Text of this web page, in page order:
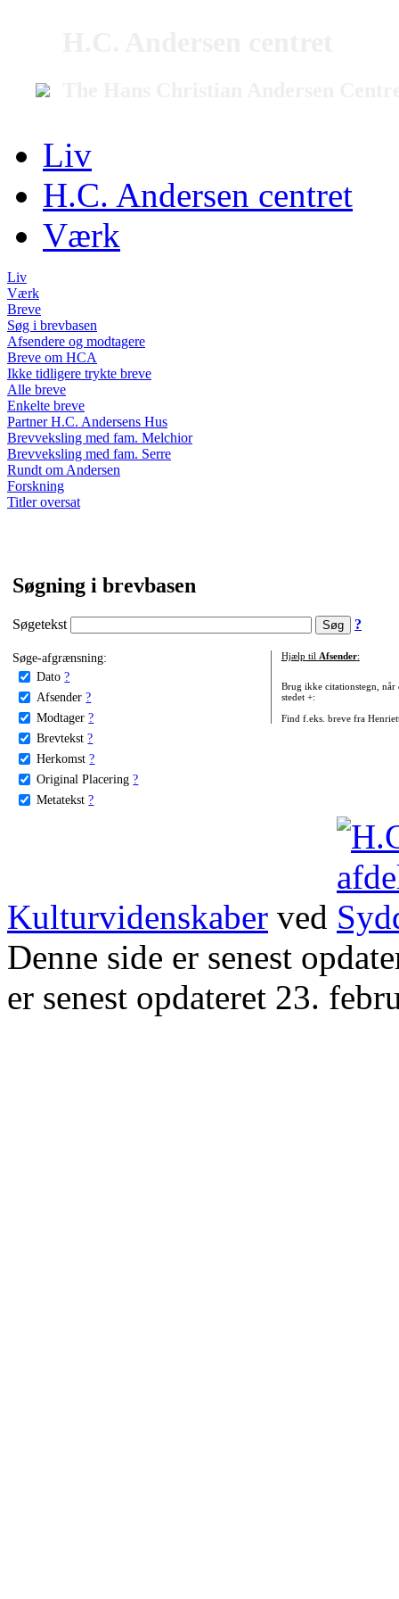
Liv
H.C. Andersen centret
Værk
Liv
Værk
Breve
Søg i brevbasen
Afsendere og modtagere
Breve om HCA
Ikke tidligere trykte breve
Alle breve
Enkelte breve
Partner H.C. Andersens Hus
Brevveksling med fam. Melchior
Brevveksling med fam. Serre
Rundt om Andersen
Forskning
Titler oversat
Søgning i brevbasen
Søgetekst ?
Søge-afgrænsning:
Dato ?
Afsender ?
Modtager ?
Brevtekst ?
Herkomst ?
Original Placering ?
Metatekst ?
Hjælp til Afsender:
Brug ikke citationstegn, når
stedet +:
Find f.eks. breve fra
Kulturvidenskaber ved
Denne side er senest
er senest opdateret 23.